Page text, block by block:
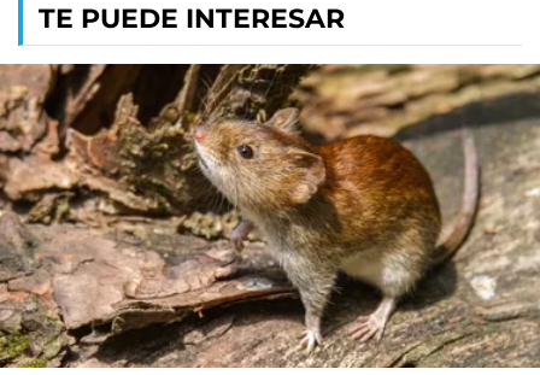
TE PUEDE INTERESAR